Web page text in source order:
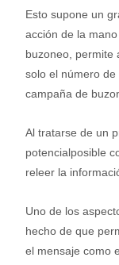
Esto supone un
acción de la
buzoneo, permite
solo el número
campaña de
Al tratarse de un
potencialposible
releer la
Uno de los
hecho de que
el mensaje como